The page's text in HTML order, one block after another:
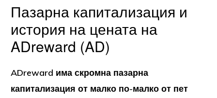
Пазарна капитализация и
история на цената на
ADreward (AD)
ADreward има скромна пазарна
капитализация от малко по-малко от пет